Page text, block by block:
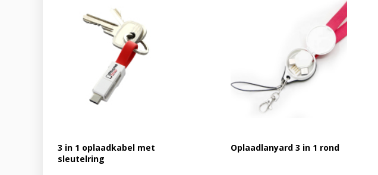
3 in 1 oplaadkabel met
sleutelring
Oplaadlanyard 3 in 1 rond